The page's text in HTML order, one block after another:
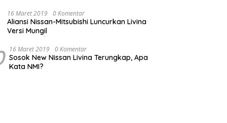
16 Maret 2019 0 Komentar
Aliansi Nissan-Mitsubishi Luncurkan Livina
Versi Mungil
16 Maret 2019 0 Komentar
Sosok New Nissan Livina Terungkap, Apa
Kata NMI?